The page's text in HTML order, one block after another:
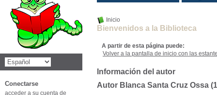
Inicio
Bienvenidos a la Biblioteca
A partir de esta página puede:
Volver a la pantalla de inicio con las
Información del autor
Autor Blanca Santa Cruz Ossa
Conectarse
acceder a su cuenta de